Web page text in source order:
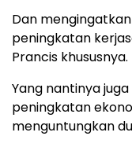
Dan
peningkatan
Prancis khususnya.
Yang nantinya
peningkatan
menguntungkan